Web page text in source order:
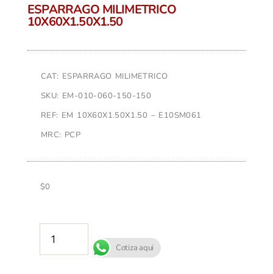
ESPARRAGO MILIMETRICO
10X60X1.50X1.50
CAT: ESPARRAGO MILIMETRICO
SKU: EM-010-060-150-150
REF: EM 10X60X1.50X1.50 – E10SM061
MRC: PCP
$0
Cotiza aqui